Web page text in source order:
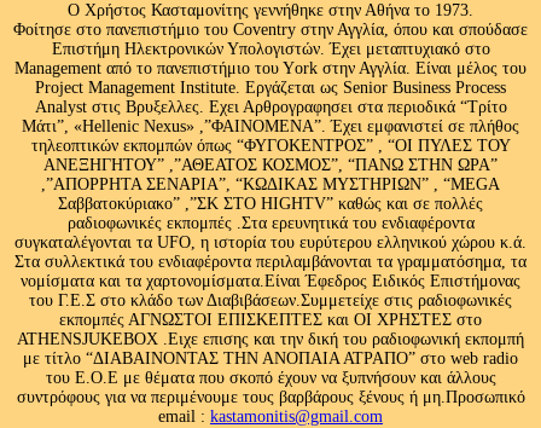
Ο Χρήστος Κασταμονίτης γεννήθηκε στην Αθήνα το 1973.
Φοίτησε στο πανεπιστήμιο του Coventry στην Αγγλία, όπου και σπούδασε
Επιστήμη Ηλεκτρονικών Υπολογιστών. Έχει μεταπτυχιακό στο
Management από το πανεπιστήμιο του Υork στην Αγγλία. Είναι μέλος του
Project Management Institute. Εργάζεται ως Senior Business Process
Analyst στις Βρυξελλες. Εχει Αρθρογραφησει στα περιοδικά “Τρίτο
Μάτι”, «Hellenic Nexus» ,”ΦΑΙΝΟΜΕΝΑ”. Έχει εμφανιστεί σε πλήθος
τηλεοπτικών εκπομπών όπως “ΦΥΓΟΚΕΝΤΡΟΣ” , “ΟΙ ΠΥΛΕΣ ΤΟΥ
ΑΝΕΞΗΓΗΤΟΥ” ,”ΑΘΕΑΤΟΣ ΚΟΣΜΟΣ”, “ΠΑΝΩ ΣΤΗΝ ΩΡΑ”
,”ΑΠΟΡΡΗΤΑ ΣΕΝΑΡΙΑ”, “ΚΩΔΙΚΑΣ ΜΥΣΤΗΡΙΩΝ” , “MEGA
Σαββατοκύριακο” ,”ΣΚ ΣΤΟ HIGHTV” καθώς και σε πολλές
ραδιοφωνικές εκπομπές .Στα ερευνητικά του ενδιαφέροντα
συγκαταλέγονται τα UFO, η ιστορία του ευρύτερου ελληνικού χώρου κ.ά.
Στα συλλεκτικά του ενδιαφέροντα περιλαμβάνονται τα γραμματόσημα, τα
νομίσματα και τα χαρτονομίσματα.Είναι Έφεδρος Ειδικός Επιστήμονας
του Γ.Ε.Σ στο κλάδο των Διαβιβάσεων.Συμμετείχε στις ραδιοφωνικές
εκπομπές ΑΓΝΩΣΤΟΙ ΕΠΙΣΚΕΠΤΕΣ και ΟΙ ΧΡΗΣΤΕΣ στο
ATHENSJUKEBOX .Ειχε επισης και την δική του ραδιοφωνική εκπομπή
με τίτλο “ΔΙΑΒΑΙΝΟΝΤΑΣ ΤΗΝ ΑΝΟΠΑΙΑ ΑΤΡΑΠΟ” στο web radio
του Ε.Ο.Ε με θέματα που σκοπό έχουν να ξυπνήσουν και άλλους
συντρόφους για να περιμένουμε τους βαρβάρους ξένους ή μη.Προσωπικό
email : kastamonitis@gmail.com